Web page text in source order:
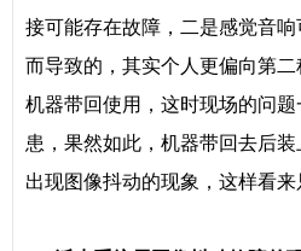
接可能存在故障，二是感觉音
而导致的，其实个人更偏向第
机器带回使用，这时现场的问
患，果然如此，机器带回去后
出现图像抖动的现象，这样看来